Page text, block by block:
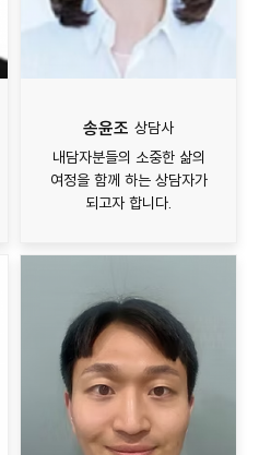
송윤조 상담사
내담자분들의 소중한 삶의
여정을 함께 하는 상담자가
되고자 합니다.